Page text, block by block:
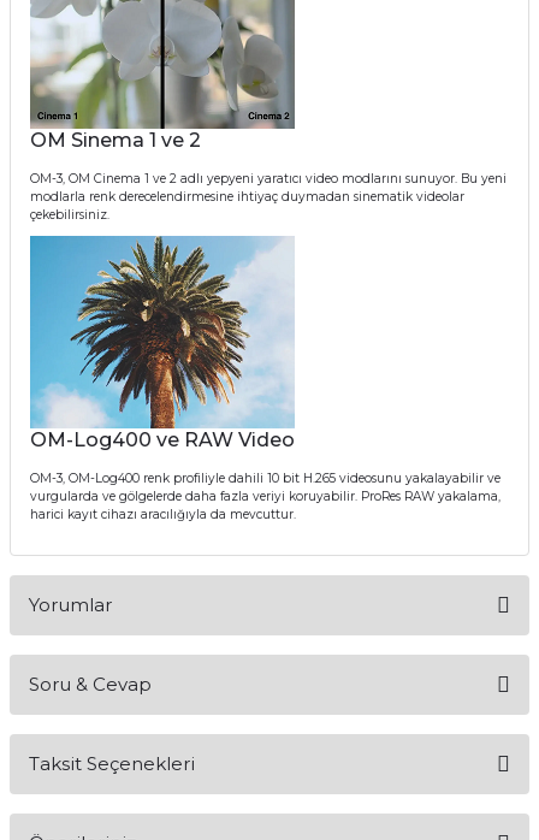
OM Sinema 1 ve 2
OM-3, OM Cinema 1 ve 2 adlı yepyeni yaratıcı video modlarını sunuyor. Bu yeni
modlarla renk derecelendirmesine ihtiyaç duymadan sinematik videolar
çekebilirsiniz.
OM-Log400 ve RAW Video
OM-3, OM-Log400 renk profiliyle dahili 10 bit H.265 videosunu yakalayabilir ve
vurgularda ve gölgelerde daha fazla veriyi koruyabilir. ProRes RAW yakalama,
harici kayıt cihazı aracılığıyla da mevcuttur.
Yorumlar
Soru & Cevap
Taksit Seçenekleri